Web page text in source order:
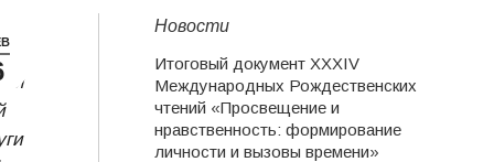
Новости
Итоговый документ XXХIV
Международных Рождественских
чтений «Просвещение и
нравственность: формирование
личности и вызовы времени»